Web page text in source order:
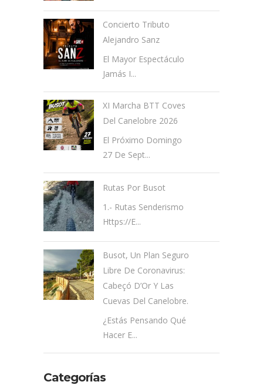
Concierto Tributo
Alejandro Sanz
El Mayor Espectáculo
Jamás I...
XI Marcha BTT Coves
Del Canelobre 2026
El Próximo Domingo
27 De Sept...
Rutas Por Busot
1.- Rutas Senderismo
Https://e...
Busot, Un Plan Seguro
Libre De Coronavirus:
Cabeçó D’Or Y Las
Cuevas Del Canelobre.
¿Estás Pensando Qué
Hacer E...
Categorías